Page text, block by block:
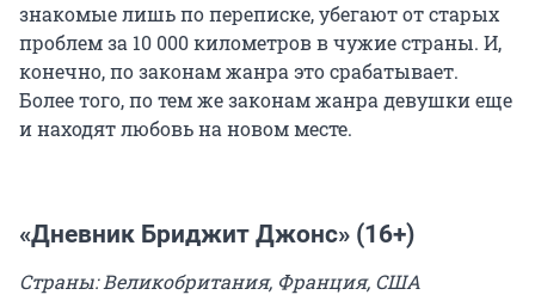
знакомые лишь по переписке, убегают от старых
проблем за 10 000 километров в чужие страны. И,
конечно, по законам жанра это срабатывает.
Более того, по тем же законам жанра девушки еще
и находят любовь на новом месте.
«Дневник Бриджит Джонс» (16+)
Страны: Великобритания, Франция, США